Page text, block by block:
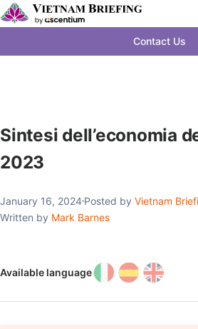
Contact Us
Sintesi dell’economia
2023
January 16, 2024 Posted by Vietnam
Written by Mark Barnes
Available language